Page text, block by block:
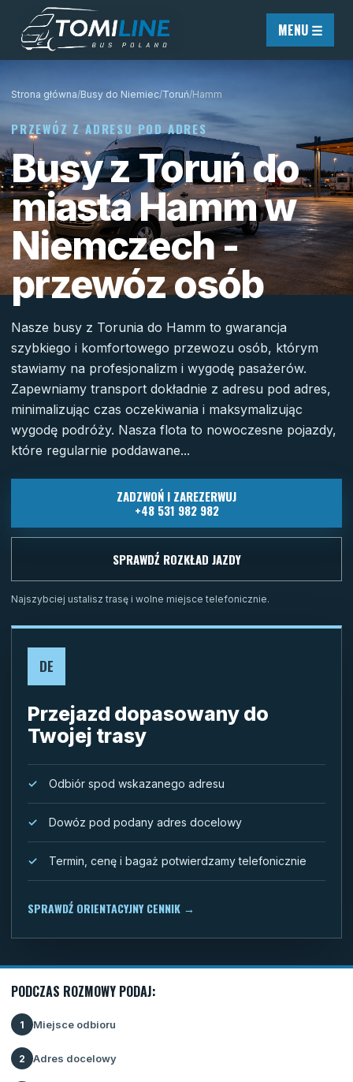
Przejdź do treści
MENU ☰
Strona główna/Busy do Niemiec/Toruń/Hamm
PRZEWÓZ Z ADRESU POD ADRES
Busy z Toruń do
miasta Hamm w
Niemczech -
przewóz osób
Nasze busy z Torunia do Hamm to gwarancja
szybkiego i komfortowego przewozu osób, którym
stawiamy na profesjonalizm i wygodę pasażerów.
Zapewniamy transport dokładnie z adresu pod adres,
minimalizując czas oczekiwania i maksymalizując
wygodę podróży. Nasza flota to nowoczesne pojazdy,
które regularnie poddawane...
ZADZWOŃ I ZAREZERWUJ
+48 531 982 982
SPRAWDŹ ROZKŁAD JAZDY
Najszybciej ustalisz trasę i wolne miejsce telefonicznie.
DE
Przejazd dopasowany do
Twojej trasy
Odbiór spod wskazanego adresu
Dowóz pod podany adres docelowy
Termin, cenę i bagaż potwierdzamy telefonicznie
SPRAWDŹ ORIENTACYJNY CENNIK →
PODCZAS ROZMOWY PODAJ:
1 Miejsce odbioru
2 Adres docelowy